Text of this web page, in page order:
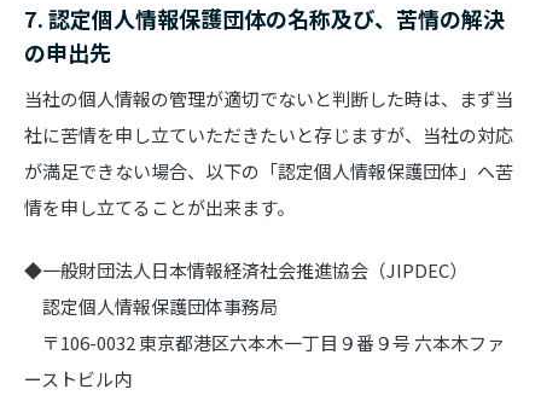
7. 認定個人情報保護団体の名称及び、苦情の解決
の申出先
当社の個人情報の管理が適切でないと判断した時は、まず当
社に苦情を申し立ていただきたいと存じますが、当社の対応
が満足できない場合、以下の「認定個人情報保護団体」へ苦
情を申し立てることが出来ます。
◆一般財団法人日本情報経済社会推進協会（JIPDEC）
認定個人情報保護団体事務局
〒106-0032 東京都港区六本木一丁目９番９号 六本木ファ
ーストビル内